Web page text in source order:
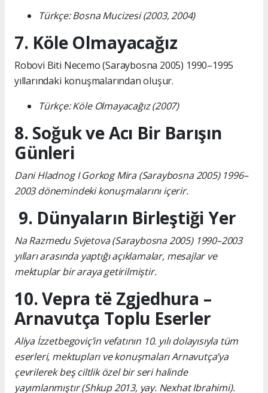
Türkçe: Bosna Mucizesi (2003, 2004)
7. Köle Olmayacağız
Robovi Biti Necemo (Saraybosna 2005) 1990–1995
yıllarındaki konuşmalarından oluşur.
Türkçe: Köle Olmayacağız (2007)
8. Soğuk ve Acı Bir Barışın
Günleri
Dani Hladnog I Gorkog Mira (Saraybosna 2005) 1996–
2003 dönemindeki konuşmalarını içerir.
9. Dünyaların Birleştiği Yer
Na Razmedu Svjetova (Saraybosna 2005) 1990–2003
yılları arasında yaptığı açıklamalar, mesajlar ve
mektuplar bir araya getirilmiştir.
10. Vepra të Zgjedhura –
Arnavutça Toplu Eserler
Aliya İzzetbegoviç’in vefatının 10. yılı dolayısıyla tüm
eserleri, mektupları ve konuşmaları Arnavutça’ya
çevrilerek beş ciltlik özel bir seri halinde
yayımlanmıştır (Shkup 2013, yay. Nexhat Ibrahimi).